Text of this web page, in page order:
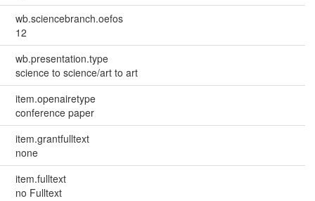
wb.sciencebranch.oefos
12
wb.presentation.type
science to science/art to art
item.openairetype
conference paper
item.grantfulltext
none
item.fulltext
no Fulltext